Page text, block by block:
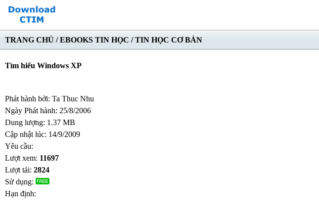
TRANG CHỦ /EBOOKS TIN HỌC /TIN HỌC CƠ BẢN
Tìm hiểu Windows XP
Phát hành bởi: Ta Thuc Nhu
Ngày Phát hành: 25/8/2006
Dung lượng: 1.37 MB
Cập nhật lúc: 14/9/2009
Yêu cầu:
Lượt xem: 11697
Lượt tải: 2824
Sử dụng:
Hạn định: